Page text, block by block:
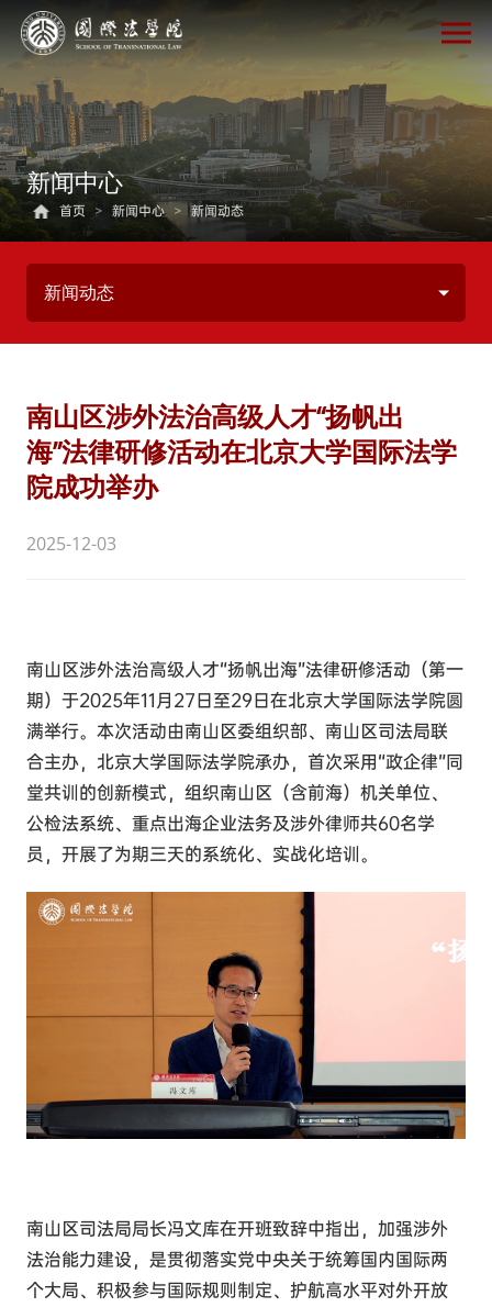
新闻中心
首页 > 新闻中心 > 新闻动态
新闻动态
南山区涉外法治高级人才“扬帆出
海”法律研修活动在北京大学国际法学
院成功举办
2025-12-03
南山区涉外法治高级人才“扬帆出海”法律研修活动（第一
期）于2025年11月27日至29日在北京大学国际法学院圆
满举行。本次活动由南山区委组织部、南山区司法局联
合主办，北京大学国际法学院承办，首次采用“政企律”同
堂共训的创新模式，组织南山区（含前海）机关单位、
公检法系统、重点出海企业法务及涉外律师共60名学
员，开展了为期三天的系统化、实战化培训。
南山区司法局局长冯文库在开班致辞中指出，加强涉外
法治能力建设，是贯彻落实党中央关于统筹国内国际两
个大局、积极参与国际规则制定、护航高水平对外开放